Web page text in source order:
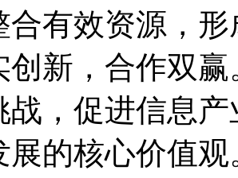
合有效资源，
创新，合作双
战，促进信息
展的核心价值